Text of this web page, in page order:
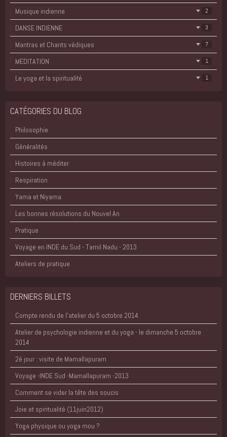
Musique indienne 2
DANSE INDIENNE 3
Mantras et Chants védiques 7
MEDITATION 1
Le yoga et la spiritualité 1
CATÉGORIES DU BLOG
Philosophie
Généralités
Histoires à méditer
Respiration
Yama et Niyama
Les bonnes résolutions du Nouvel An
Pratique
Voyage en INDE du Sud - Tamil Nadu - 2013
Ateliers de pratique
DERNIERS BILLETS
Compte rendu de l'atelier du 5 octobre 2014
Atelier de psychologie indienne et du yoga - le dimanche 5 octobre
2014
2è jour : visite de Mamallapuram
Voyage -INDE Sud -Mamallapuram -2013
Comment se vider la tête des soucis
Joie et spiritualité (11juin2012)
Yoga physique ou yoga mou ?